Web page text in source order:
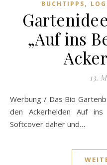
BUCHTIPPS,
„Auf ins
13.
Werbung / Das Bio Gartenbuch für Kinder, unterstützt von
den Ackerhelden Auf
Softcover daher und…